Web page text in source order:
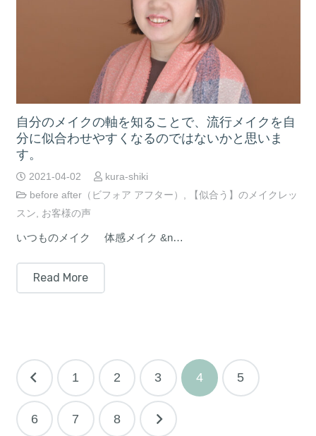
自分のメイクの軸を知ることで、流行メイクを自
分に似合わせやすくなるのではないかと思いま
す。
2021-04-02
kura-shiki
before after（ビフォア アフター） ,
【似合う】のメイクレッ
スン, お客様の声
いつものメイク 体感メイク &n…
Read More
投
稿
の
ペ
1 2 3 4 5
6 7 8